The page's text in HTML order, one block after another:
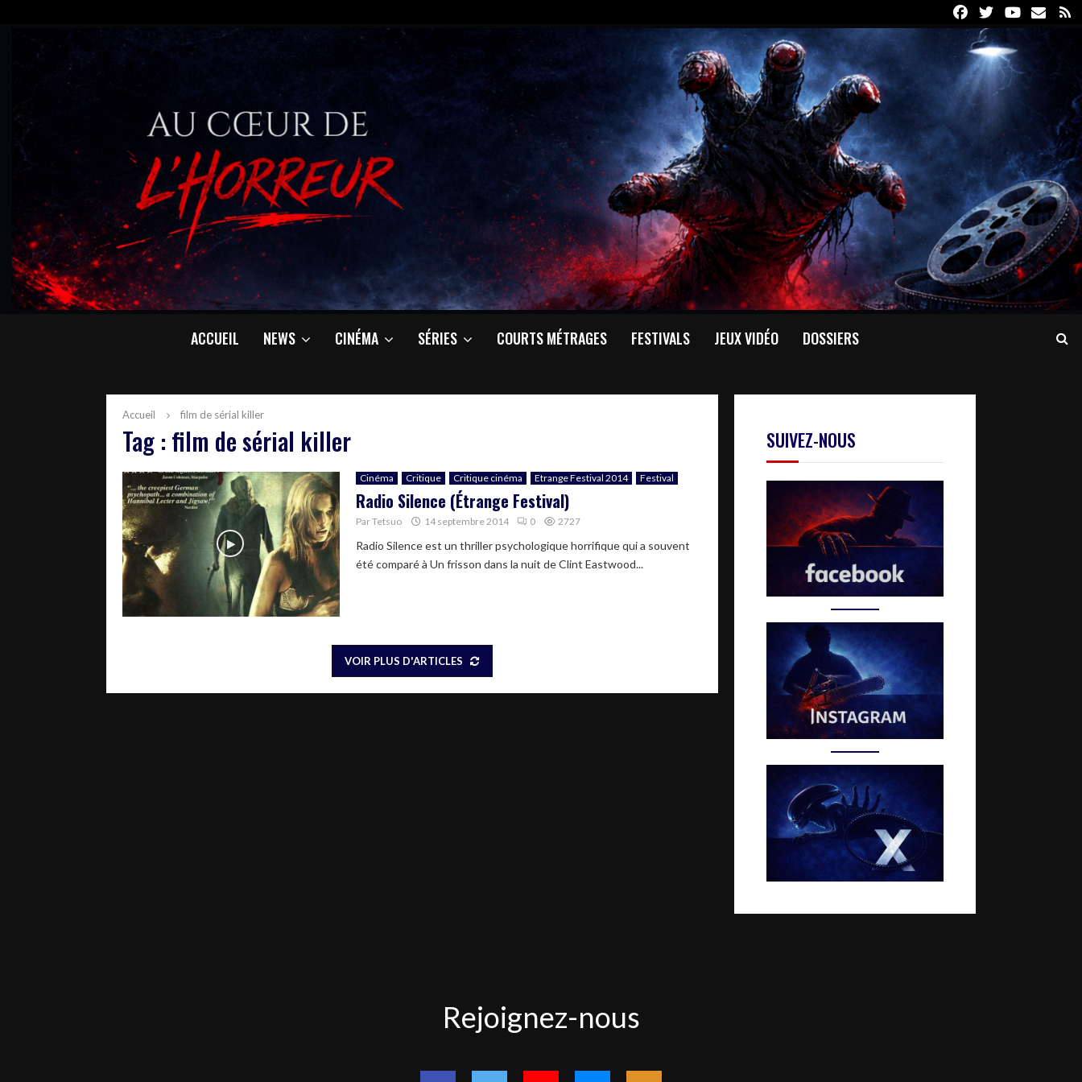
FacebookTwitterYoutube
Email
ACCUEIL NEWS CINÉMA SÉRIES COURTS MÉTRAGES FESTIVALS JEUX VIDÉO DOSSIERS
Accueil film de sérial killer
Tag : film de sérial killer
Cinéma Critique Critique cinéma Etrange Festival 2014 Festival
Radio Silence (Étrange Festival)
ParTetsuo 14 septembre 2014 0 2727
Radio Silence est un thriller psychologique horrifique qui a souvent
été comparé à Un frisson dans la nuit de Clint Eastwood...
VOIR PLUS D'ARTICLES
SUIVEZ-NOUS
nous
Rejoignez-nous